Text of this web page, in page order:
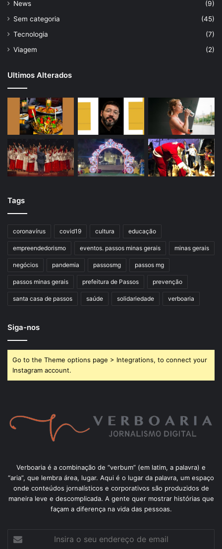
News
(9)
Sem categoria
(45)
Tecnologia
(7)
Viagem
(2)
Ultimos Alterados
Tags
coronavírus covid19 cultura educação
empreendedorismo eventos. passos minas gerais minas gerais
negócios pandemia passosmg passos mg
passos minas gerais prefeitura de Passos prevenção
santa casa de passos saúde solidariedade verboaria
Siga-nos
Go to the Theme options page > Integrations, to connect your
Instagram account.
Verboaria é a combinação de “verbum” (em latim, a palavra) e
“aria”, que lembra área, lugar. Aqui é o lugar da palavra, um espaço
onde conteúdos jornalísticos e corporativos são produzidos de
maneira leve e descomplicada. A gente quer mostrar histórias que
façam a diferença na vida das pessoas.
Insira